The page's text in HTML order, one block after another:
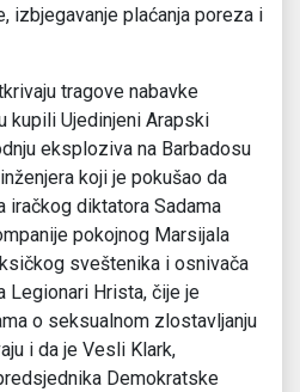
izbjegavanje plaćanja poreza i
tragove nabavke
kupili Ujedinjeni Arapski
eksploziva na Barbadosu
koji je pokušao da
iračkog diktatora Sadama
pokojnog Marsijala
sveštenika i osnivača
Legionari Hrista, čije je
o seksualnom zlostavljanju
i da je Vesli Klark,
Demokratske